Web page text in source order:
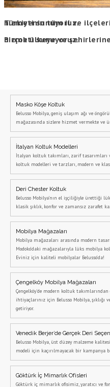
Türkiyenin tüm il ve ilçelerine mobilya ve dekorasyon hizmeti sunuyoruz.
Birçok ülkeye ve şehirlerine mobilya ve dekorasyon hizmeti sunuyoruz.
Masko Köşe Koltuk
Belusso Mobilya, geniş ulaşım ağı ve
mağazasında sizlere hizmet vermekte ve
İtalyan Koltuk Modelleri
İtalyan koltuk takımları, zarif tasarımları
koltuk modelleri ve tarzları, modern ve
Deri Chester Koltuk
Belusso Mobilya’nın el işçiliğiyle ürettiği
klasik şıklık, konfor ve zamansız zarafet
Mobilya Mağazaları
Mobilya mağazaları arasında modern
Modoko’daki mağazalarıyla lüks mobilya
Eviniz için kaliteli mobilyalar Belusso’da!
Çengelköy Mobilya Mağazaları
Çengelköy'de modern koltuk
ihtiyaçlarınız için Belusso Mobilya,
getiriyor.
Venedik Berjer’de Gerçek Deri
Belusso Mobilya, üst düzey malzeme
modeli için kaçırılmayacak bir kampanya
Göktürk İç Mimarlık Ofisleri
Göktürk iç mimarlık ofisimiz, yaratıcı ve